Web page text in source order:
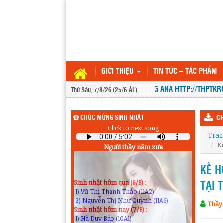
GIỚI THIỆU TIN TỨC – TÁC PHẨM
Thứ Sáu, 7/8/26 (25/6 ÂL)
WEBSITE THPT KRÔNG ANA HTTP://
CHÚC MỪNG SINH NHẬT
Click to next song
Người thầy năm xưa
Sinh nhật hôm qua (6/8) :
1) Vũ Thị Thanh Thảo (11A2)
2) Nguyễn Thị Như Quỳnh (11A6)
Sinh nhật hôm nay (7/8) :
1) Hà Duy Bảo (10A1)
2) Trần Văn Hoàng (11A8)
KẾ
TẠI
Thầy